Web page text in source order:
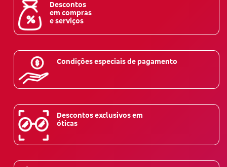
Descontos
em compras
e serviços
Condições especiais de pagamento
Descontos exclusivos em
óticas